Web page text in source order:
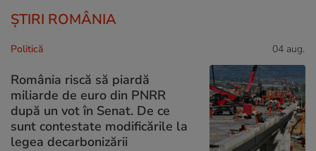
ȘTIRI ROMÂNIA
Politică 04 aug.
România riscă să piardă
miliarde de euro din PNRR
după un vot în Senat. De ce
sunt contestate modificările la
legea decarbonizării